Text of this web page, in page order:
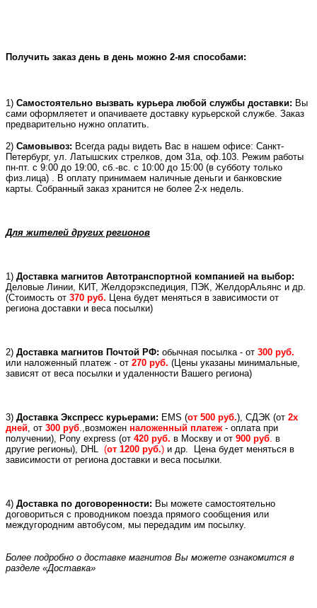
Получить заказ день в день можно 2-мя способами:
1) Самостоятельно вызвать курьера любой службы доставки: Вы
сами оформляетет и опачиваете доставку курьерской службе. Заказ
предварительно нужно оплатить.
2) Самовывоз: Всегда рады видеть Вас в нашем офисе: Санкт-
Петербург, ул. Латышских стрелков, дом 31а, оф.103. Режим работы
пн-пт. с 9:00 до 19:00, сб.-вс. с 10:00 до 15:00 (в субботу только
физ.лица) . В оплату принимаем наличные деньги и банковские
карты. Собранный заказ хранится не более 2-х недель.
Для жителей других регионов
1) Доставка магнитов Автотранспортной компанией на выбор:
Деловые Линии, КИТ, Желдорэкспедиция, ПЭК, ЖелдорАльянс и др.
(Стоимость от 370 руб. Цена будет меняться в зависимости от
региона доставки и веса посылки)
2) Доставка магнитов Почтой РФ: обычная посылка - от 300 руб.
или наложенный платеж - от 270 руб. (Цены указаны минимальные,
зависят от веса посылки и удаленности Вашего региона)
3) Доставка Экспресс курьерами: EMS (от 500 руб.), СДЭК (от 2х
дней, от 300 руб.,возможен наложенный платеж- оплата при
получении), Pony express (от 420 руб. в Москву и от 900 руб. в
другие регионы), DHL (от 1200 руб.) и др.
Цена будет меняться в
зависимости от региона доставки и веса посылки.
4) Доставка по договоренности: Вы можете самостоятельно
договориться с проводником поезда прямого сообщения или
междугородним автобусом, мы передадим им посылку.
Более подробно о доставке магнитов Вы можете ознакомится в
разделе «Доставка»